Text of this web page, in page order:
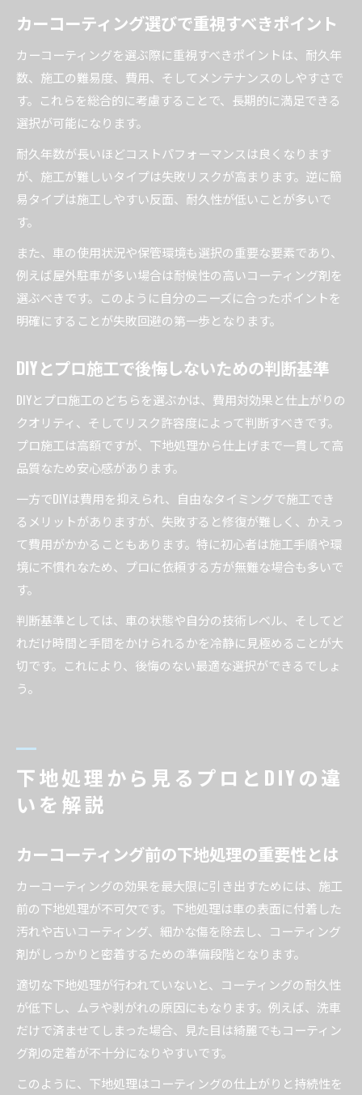
カーコーティング選びで重視すべきポイント
カーコーティングを選ぶ際に重視すべきポイントは、耐久年
数、施工の難易度、費用、そしてメンテナンスのしやすさで
す。これらを総合的に考慮することで、長期的に満足できる
選択が可能になります。
耐久年数が長いほどコストパフォーマンスは良くなります
が、施工が難しいタイプは失敗リスクが高まります。逆に簡
易タイプは施工しやすい反面、耐久性が低いことが多いで
す。
また、車の使用状況や保管環境も選択の重要な要素であり、
例えば屋外駐車が多い場合は耐候性の高いコーティング剤を
選ぶべきです。このように自分のニーズに合ったポイントを
明確にすることが失敗回避の第一歩となります。
DIYとプロ施工で後悔しないための判断基準
DIYとプロ施工のどちらを選ぶかは、費用対効果と仕上がりの
クオリティ、そしてリスク許容度によって判断すべきです。
プロ施工は高額ですが、下地処理から仕上げまで一貫して高
品質なため安心感があります。
一方でDIYは費用を抑えられ、自由なタイミングで施工でき
るメリットがありますが、失敗すると修復が難しく、かえっ
て費用がかかることもあります。特に初心者は施工手順や環
境に不慣れなため、プロに依頼する方が無難な場合も多いで
す。
判断基準としては、車の状態や自分の技術レベル、そしてど
れだけ時間と手間をかけられるかを冷静に見極めることが大
切です。これにより、後悔のない最適な選択ができるでしょ
う。
下地処理から見るプロとDIYの違
いを解説
カーコーティング前の下地処理の重要性とは
カーコーティングの効果を最大限に引き出すためには、施工
前の下地処理が不可欠です。下地処理は車の表面に付着した
汚れや古いコーティング、細かな傷を除去し、コーティング
剤がしっかりと密着するための準備段階となります。
適切な下地処理が行われていないと、コーティングの耐久性
が低下し、ムラや剥がれの原因にもなります。例えば、洗車
だけで済ませてしまった場合、見た目は綺麗でもコーティン
グ剤の定着が不十分になりやすいです。
このように、下地処理はコーティングの仕上がりと持続性を